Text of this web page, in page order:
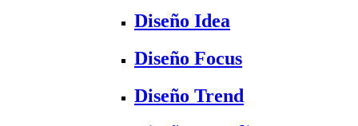
Diseño Idea
Diseño Focus
Diseño Trend